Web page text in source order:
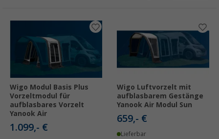
Wigo Modul Basis Plus
Vorzeltmodul für
aufblasbares Vorzelt
Yanook Air
1.099,- €
Wigo Luftvorzelt mit
aufblasbarem Gestänge
Yanook Air Modul Sun
659,- €
Lieferbar